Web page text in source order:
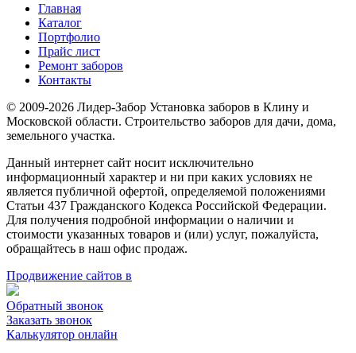
Главная
Каталог
Портфолио
Прайс лист
Ремонт заборов
Контакты
© 2009-2026 Лидер-Забор Установка заборов в Клину и
Московской области. Строительство заборов для дачи, дома,
земельного участка.
Данный интернет сайт носит исключительно
информационный характер и ни при каких условиях не
является публичной офертой, определяемой положениями
Статьи 437 Гражданского Кодекса Российской Федерации.
Для получения подробной информации о наличии и
стоимости указанных товаров и (или) услуг, пожалуйста,
обращайтесь в наш офис продаж.
Продвижение сайтов в
Обратный звонок
Заказать звонок
Калькулятор онлайн